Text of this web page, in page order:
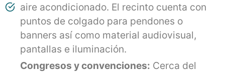
aire acondicionado. El recinto cuenta con
puntos de colgado para pendones o
banners así como material audiovisual,
pantallas e iluminación.
Congresos y convenciones: Cerca del